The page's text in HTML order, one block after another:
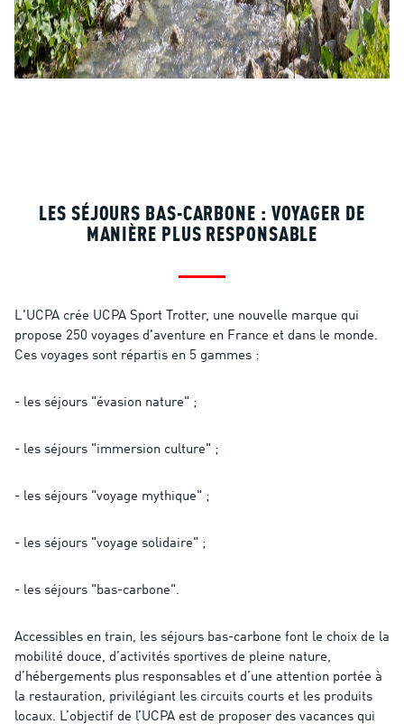
LES SÉJOURS BAS-CARBONE : VOYAGER DE
MANIÈRE PLUS RESPONSABLE
L'UCPA crée UCPA Sport Trotter, une nouvelle marque qui
propose 250 voyages d'aventure en France et dans le monde.
Ces voyages sont répartis en 5 gammes :
- les séjours "évasion nature" ;
- les séjours "immersion culture" ;
- les séjours "voyage mythique" ;
- les séjours "voyage solidaire" ;
- les séjours "bas-carbone".
Accessibles en train, les séjours bas-carbone font le choix de la
mobilité douce, d’activités sportives de pleine nature,
d’hébergements plus responsables et d’une attention portée à
la restauration, privilégiant les circuits courts et les produits
locaux. L’objectif de l’UCPA est de proposer des vacances qui